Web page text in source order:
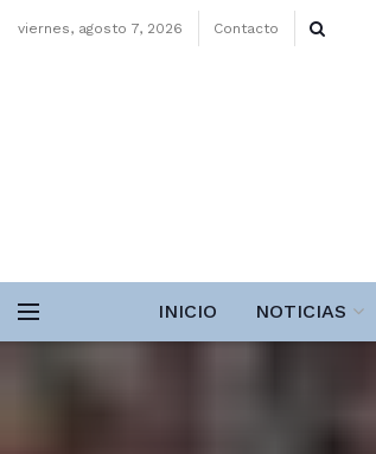
viernes, agosto 7, 2026 Contacto
INICIO NOTICIAS